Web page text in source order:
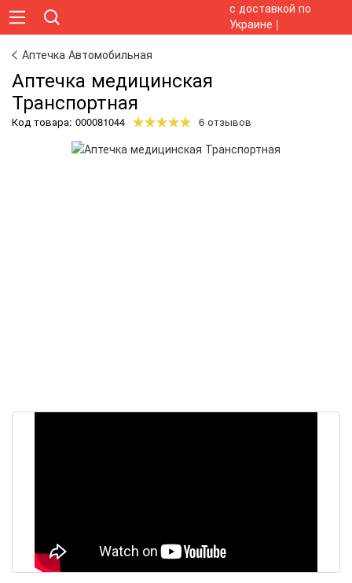
Аптечка Автомобильная
Аптечка медицинская
Транспортная
Код товара: 000081044 6 отзывов